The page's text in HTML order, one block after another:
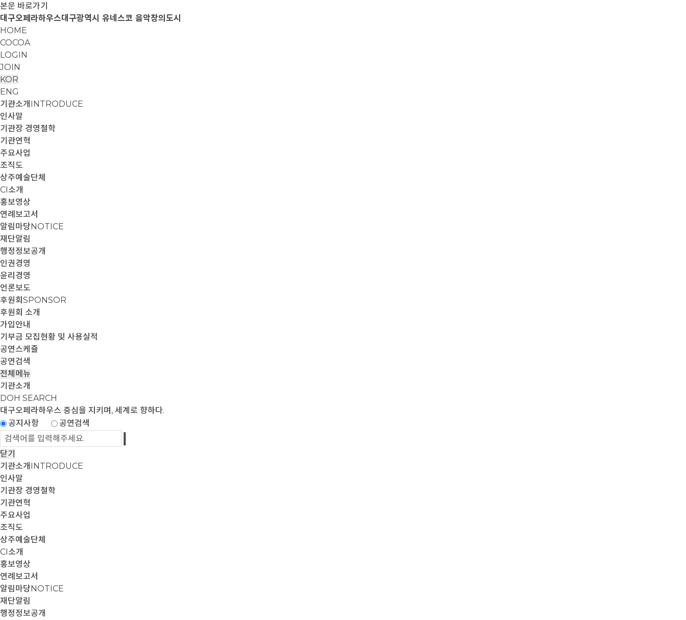
본문 바로가기
대구오페라하우스대구광역시 유네스코 음악창의도시
HOME
COCOA
LOGIN
JOIN
KOR
ENG
기관소개 INTRODUCE
인사말
기관장 경영철학
기관연혁
주요사업
조직도
상주예술단체
CI소개
홍보영상
연례보고서
알림마당NOTICE
재단알림
행정정보공개
인권경영
윤리경영
언론보도
후원회 SPONSOR
후원회 소개
가입안내
기부금 모집현황 및 사용실적
공연스케쥴
공연검색
전체메뉴
기관소개
DOH SEARCH
대구오페라하우스 중심을 지키며, 세계로 향하다.
공지사항
공연검색
닫기
기관소개 INTRODUCE
인사말
기관장 경영철학
기관연혁
주요사업
조직도
상주예술단체
CI소개
홍보영상
연례보고서
알림마당NOTICE
재단알림
행정정보공개